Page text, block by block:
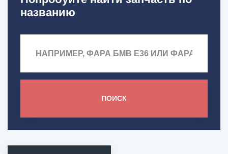
названию
ПОИСК